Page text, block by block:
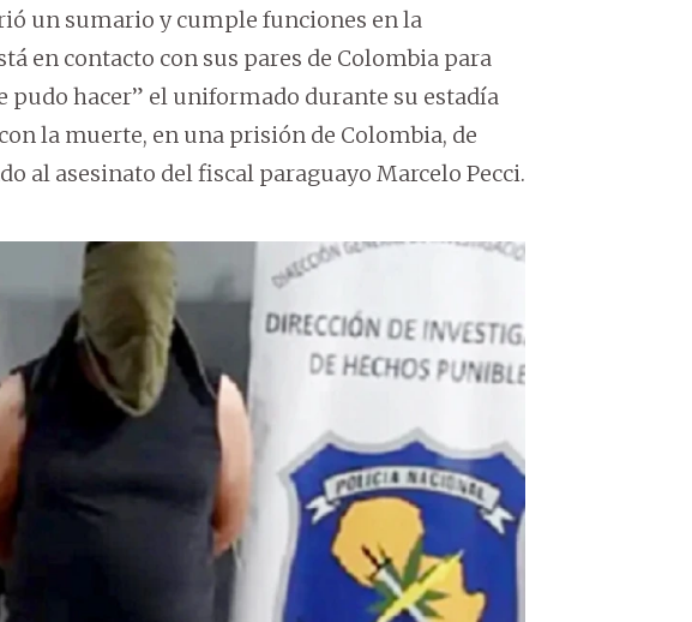
un sumario y cumple funciones en la
en contacto con sus pares de Colombia para
hacer” el uniformado durante su estadía
la muerte, en una prisión de Colombia, de
al asesinato del fiscal paraguayo Marcelo Pecci.